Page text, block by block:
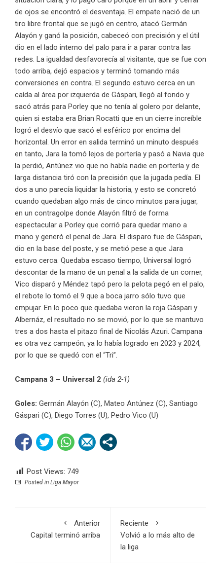
de ojos se encontró el desventaja. El empate nació de un
tiro libre frontal que se jugó en centro, atacó Germán
Alayón y ganó la posición, cabeceó con precisión y el útil
dio en el lado interno del palo para ir a parar contra las
redes. La igualdad desfavorecía al visitante, que se fue con
todo arriba, dejó espacios y terminó tomando más
conversiones en contra. El segundo estuvo cerca en un
caída al área por izquierda de Gáspari, llegó al fondo y
sacó atrás para Porley que no tenía al golero por delante,
quien si estaba era Brian Rocatti que en un cierre increíble
logró el desvío que sacó el esférico por encima del
horizontal. Un error en salida terminó un minuto después
en tanto, Jara la tomó lejos de portería y pasó a Navia que
la perdió, Antúnez vio que no había nadie en portería y de
larga distancia tiró con la precisión que la jugada pedía. El
dos a uno parecía liquidar la historia, y esto se concretó
cuando quedaban algo más de cinco minutos para jugar,
en un contragolpe donde Alayón filtró de forma
espectacular a Porley que corrió para quedar mano a
mano y generó el penal de Jara. El disparo fue de Gáspari,
dio en la base del poste, y se metió pese a que Jara
estuvo cerca. Quedaba escaso tiempo, Universal logró
descontar de la mano de un penal a la salida de un corner,
Vico disparó y Méndez tapó pero la pelota pegó en el palo,
el rebote lo tomó el 9 que a boca jarro sólo tuvo que
empujar. En lo poco que quedaba vieron la roja Gáspari y
Albernáz, el resultado no se movió, por lo que se mantuvo
tres a dos hasta el pitazo final de Nicolás Azuri. Campana
es otra vez campeón, ya lo había logrado en 2023 y 2024,
por lo que se quedó con el “Tri”.
Campana 3 – Universal 2 (ida 2-1)
Goles: Germán Alayón (C), Mateo Antúnez (C), Santiago
Gáspari (C), Diego Torres (U), Pedro Vico (U)
Post Views: 749
Posted in Liga Mayor
Anterior
Capital terminó arriba
Reciente
Volvió a lo más alto de
la liga